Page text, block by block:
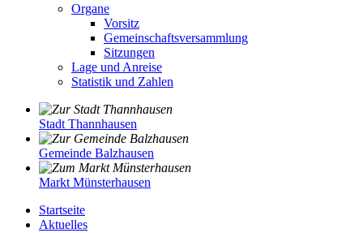
Organe
Vorsitz
Gemeinschaftsversammlung
Sitzungen
Lage und Anreise
Statistik und Zahlen
Stadt Thannhausen
Gemeinde Balzhausen
Markt Münsterhausen
Startseite
Aktuelles